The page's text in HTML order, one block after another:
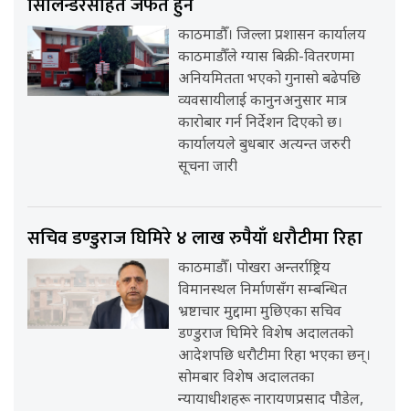
काठमाडौँ। जिल्ला प्रशासन कार्यालय
काठमाडौँले ग्यास बिक्री-वितरणमा
अनियमितता भएको गुनासो बढेपछि
व्यवसायीलाई कानुनअनुसार मात्र
कारोबार गर्न निर्देशन दिएको छ।
कार्यालयले बुधबार अत्यन्त जरुरी
सूचना जारी
सचिव डण्डुराज घिमिरे ४ लाख रुपैयाँ धरौटीमा रिहा
काठमाडौँ। पोखरा अन्तर्राष्ट्रिय
विमानस्थल निर्माणसँग सम्बन्धित
भ्रष्टाचार मुद्दामा मुछिएका सचिव
डण्डुराज घिमिरे विशेष अदालतको
आदेशपछि धरौटीमा रिहा भएका छन्।
सोमबार विशेष अदालतका
न्यायाधीशहरू नारायणप्रसाद पौडेल,